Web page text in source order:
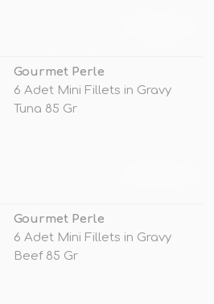
Gourmet Perle
6 Adet Mini Fillets in Gravy
Tuna 85 Gr
Gourmet Perle
6 Adet Mini Fillets in Gravy
Beef 85 Gr